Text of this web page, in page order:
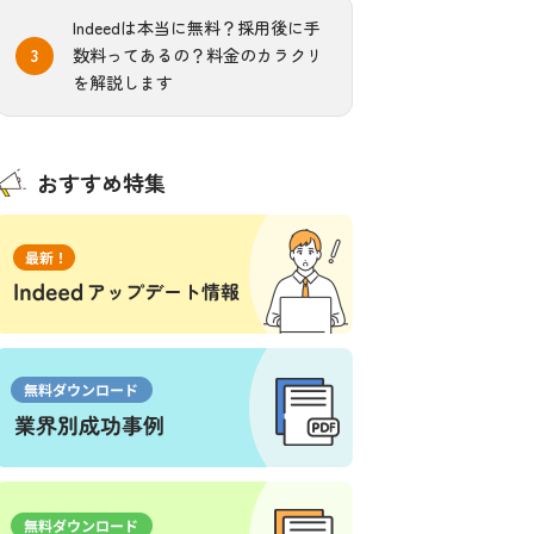
Indeedは本当に無料？採用後に手
数料ってあるの？料金のカラクリ
を解説します
おすすめ特集